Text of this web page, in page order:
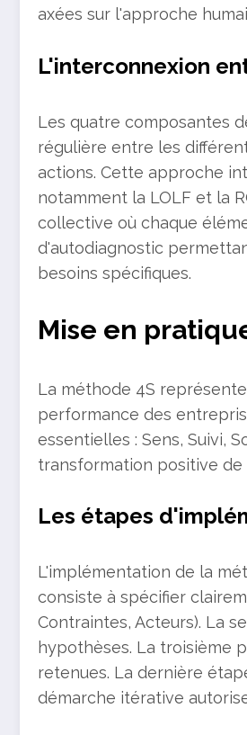
axées sur l'approche
L'interconnexion
Les quatre composantes
régulière entre les
actions. Cette approche
notamment la LOLF et la
collective où chaque
d'autodiagnostic
besoins spécifiques.
Mise en
La méthode 4S
performance des
essentielles : Sens, Suivi,
transformation positive
Les étapes
L'implémentation de la
consiste à spécifier
Contraintes, Acteurs). La
hypothèses. La troisième
retenues. La dernière
démarche itérative